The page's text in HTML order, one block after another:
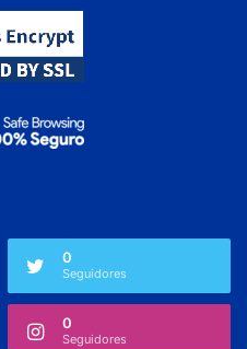
0
Seguidores
0
Seguidores